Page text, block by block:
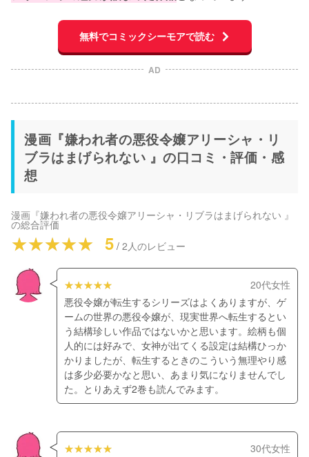
無料でコミックシーモアで読む
AD
漫画『嫌われ者の悪役令嬢アリーシャ・リ
ブラはまげられない 』の口コミ・評価・感
想
漫画『嫌われ者の悪役令嬢アリーシャ・リブラはまげられない 』
の総合評価
5 / 2 人のレビュー
20代女性
悪役令嬢が転生するシリーズはよくありますが、ゲ
ームの世界の悪役令嬢が、現実世界へ転生するとい
う結構珍しい作品ではないかと思います。絵柄も個
人的には好みで、女神が出てくる設定は結構ひっか
かりましたが、転生するときのこういう無理やり感
は多少必要かなと思い、あまり気になりませんでし
た。とりあえず2巻も読んでみます。
30代女性